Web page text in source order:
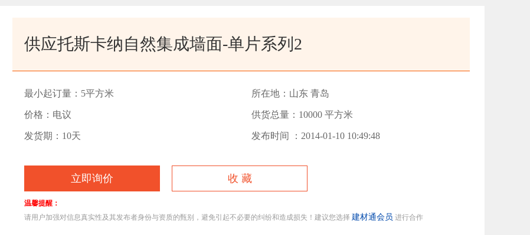
供应托斯卡纳自然集成墙面-单片系列2
最小起订量：5平方米 所在地：山东 青岛
价格：电议 供货总量：10000 平方米
发货期：10天 发布时间 ：2014-01-10 10:49:48
立即询价 收 藏
温馨提醒：
请用户加强对信息真实性及其发布者身份与资质的甄别，避免引起不必要的纠纷和造成损失！建议您选择 建材通会员 进行合作